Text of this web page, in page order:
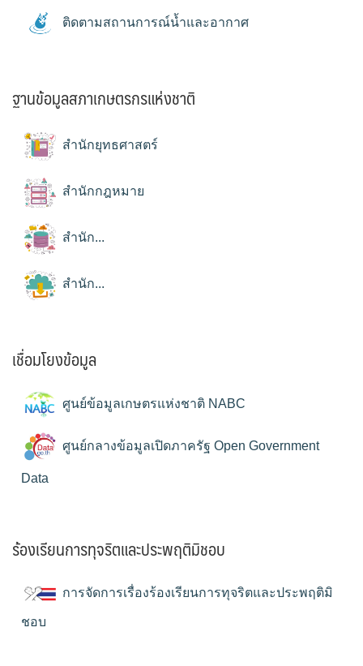
ติดตามสถานการณ์น้ำและอากาศ
ฐานข้อมูลสภาเกษตรกรแห่งชาติ
สำนักยุทธศาสตร์
สำนักกฎหมาย
สำนัก...
สำนัก...
เชื่อมโยงข้อมูล
ศูนย์ข้อมูลเกษตรแห่งชาติ NABC
ศูนย์กลางข้อมูลเปิดภาครัฐ Open Government
Data
ร้องเรียนการทุจริตและประพฤติมิชอบ
การจัดการเรื่องร้องเรียนการทุจริตและประพฤติมิ
ชอบ